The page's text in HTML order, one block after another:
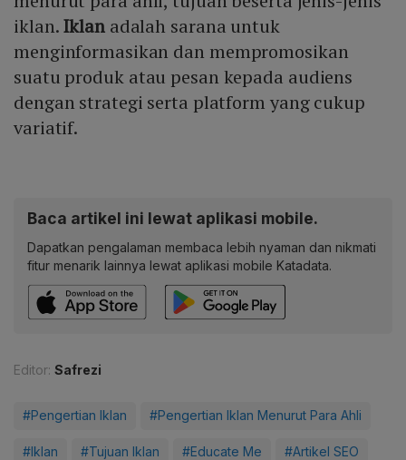
iklan.Iklanadalah sarana untuk
menginformasikan dan mempromosikan
suatu produk atau pesan kepada audiens
dengan strategi serta platform yang cukup
variatif.
Baca artikel ini lewat aplikasi mobile.
Dapatkan pengalaman membaca lebih nyaman dan nikmati
fitur menarik lainnya lewat aplikasi mobile Katadata.
Editor: Safrezi
#Pengertian Iklan #Pengertian Iklan Menurut Para Ahli
#Iklan #Tujuan Iklan #Educate Me #Artikel SEO